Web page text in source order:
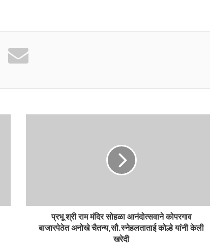
प्रभू श्री राम मंदिर सोहळा आनंदोत्सवाने कोपरगाव
बाजारपेठेत अनोखे चैतन्य,सौ.स्नेहलताताई कोल्हे यांनी केली
खरेदी